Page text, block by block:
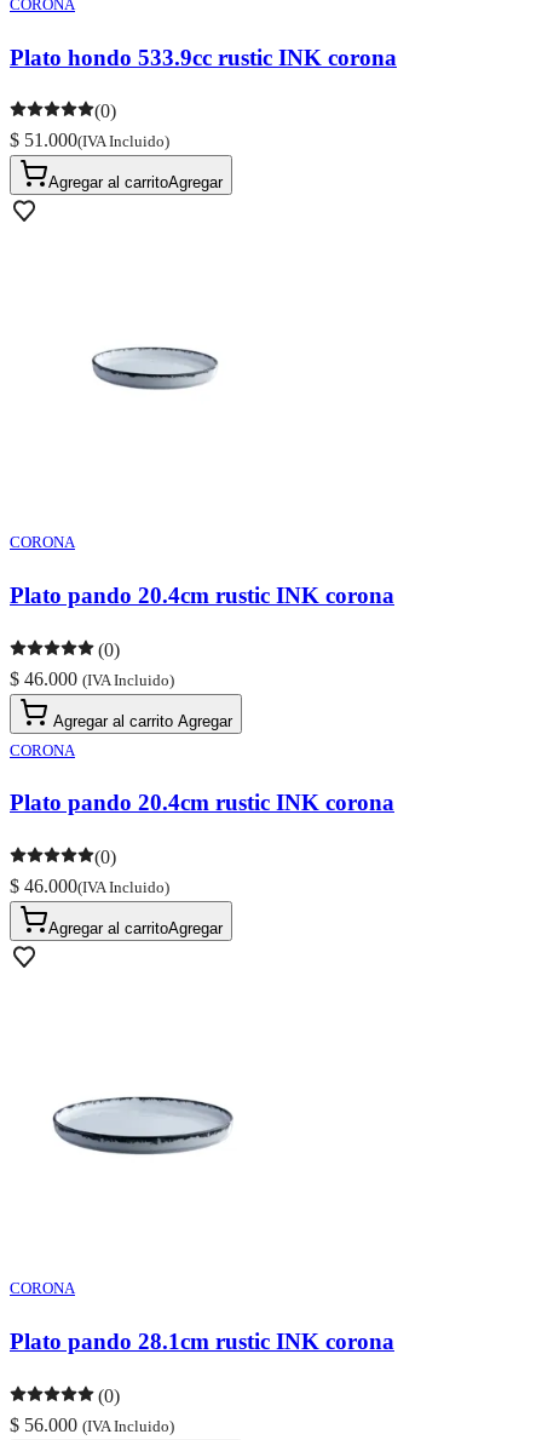
CORONA
Plato hondo 533.9cc rustic INK corona
(0)
$ 51.000(IVA Incluido)
Agregar al carritoAgregar
CORONA
Plato pando 20.4cm rustic INK corona
(0)
$ 46.000 (IVA Incluido)
Agregar al carrito Agregar
CORONA
Plato pando 20.4cm rustic INK corona
(0)
$ 46.000(IVA Incluido)
Agregar al carritoAgregar
CORONA
Plato pando 28.1cm rustic INK corona
(0)
$ 56.000 (IVA Incluido)